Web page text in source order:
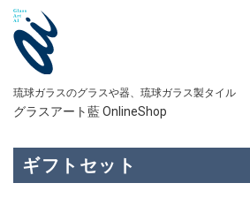
琉球ガラスのグラスや器、琉球ガラス製タイル
グラスアート藍 OnlineShop
ギフトセット